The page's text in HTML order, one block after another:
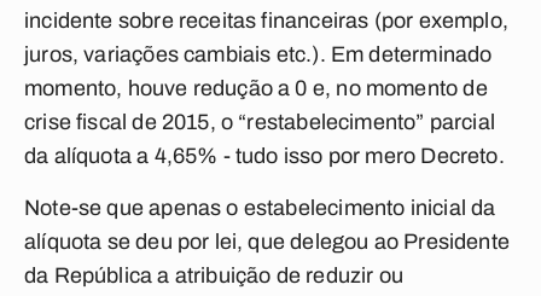
incidente sobre receitas financeiras (por exemplo,
juros, variações cambiais etc.). Em determinado
momento, houve redução a 0 e, no momento de
crise fiscal de 2015, o “restabelecimento” parcial
da alíquota a 4,65% - tudo isso por mero Decreto.
Note-se que apenas o estabelecimento inicial da
alíquota se deu por lei, que delegou ao Presidente
da República a atribuição de reduzir ou